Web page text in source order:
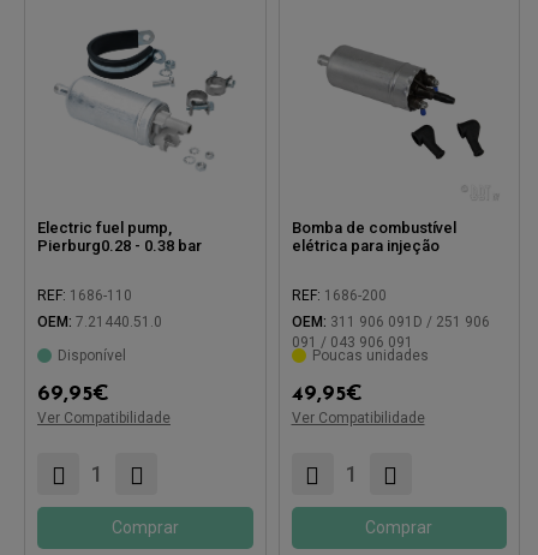
Electric fuel pump,
Pierburg0.28 - 0.38 bar
REF: 1686-110
OEM: 7.21440.51.0
Disponível
69,95€
Ver Compatibilidade
Comprar
Bomba de combustível
elétrica para injeção
REF: 1686-200
OEM: 311 906 091D / 251 906
091 / 043 906 091
Poucas unidades
49,95€
Ver Compatibilidade
Compatível com:
Comprar